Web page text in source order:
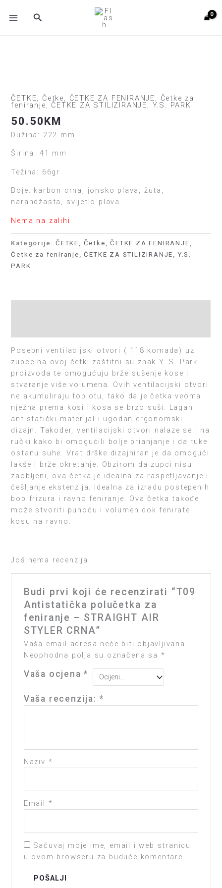
Search
ČETKE Četke ČETKE ZA FENIRANJE Četke za
feniranje ČETKE ZA STILIZIRANJE Y.S. PARK
50.50KM
Dužina: 222 mm
Širina: 41 mm
Težina: 66gr
Boje: karbon crna, jonsko plava, žuta,
narandžasta, svijetlo plava
Nema na zalihi
Kategorije:ČETKE Četke ,ČETKE ZA FENIRANJE
Četke za feniranje
,ČETKE ZA STILIZIRANJE ,Y.S.
PARK
Posebni ventilacijski otvori ( 118 komada) uz
zupce na ovoj četki zaštitni su znak Y. S. Park
proizvoda te omogućuju brže sušenje kose i
stvaranje više volumena. Ovih ventilacijski otvori
ne akumuliraju toplotu, tako da je četka veoma
nježna prema kosi i kosa se brzo suši. Lagan
antistatički materijal i ugodan ergonomski
dizajn. Također, ventilacijski otvori nalaze se i na
ručki kako bi omogućili bolje prianjanje i da ruke
ostanu suhe. Vrat drške dizajniran je da omogući
lakše i brže okretanje. Obzirom da zupci nisu
zaobljeni, ova četka je idealna za raspetljavanje i
češljanje ekstenzija. Idealna za izradu postepenih
bob frizura i ravno feniranje. Ova četka takođe
može stvoriti punoću i volumen dok fenirate
kosu na ravno.
Još nema recenzija.
Budi prvi koji će recenzirati “T09
Antistatička polučetka za
feniranje – STRAIGHT AIR
STYLER CRNA”
Vaša email adresa neće biti objavljivana.
Neophodna polja su označena sa *
Vaša ocjena*
Vaša recenzija: *
Naziv *
Email *
Sačuvaj moje ime, email i web stranicu
u ovom browseru za buduće komentare.